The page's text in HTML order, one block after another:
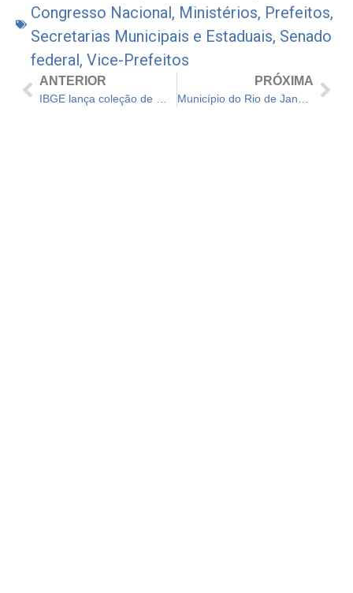
Congresso Nacional, Ministérios, Prefeitos,
Secretarias Municipais e Estaduais, Senado
federal, Vice-Prefeitos
ANTERIOR
IBGE lança coleção de mapas municipais 2020
PRÓXIMA
Município do Rio de Janeiro tem o Legislativo mais caro do Brasil